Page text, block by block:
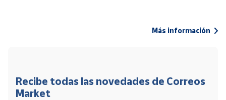
Más información
Recibe todas las novedades de Correos
Market